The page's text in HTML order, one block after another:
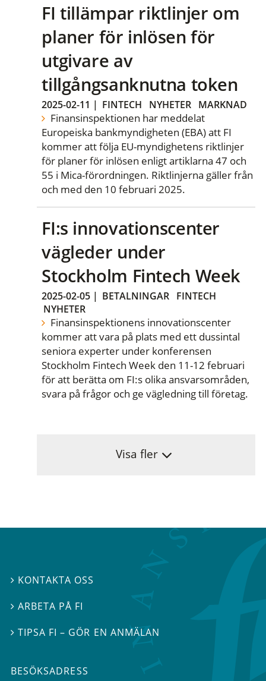
FI tillämpar riktlinjer om
planer för inlösen för
utgivare av
tillgångsanknutna token
2025-02-11 | FINTECH NYHETER MARKNAD
Finansinspektionen har meddelat
Europeiska bankmyndigheten (EBA) att FI
kommer att följa EU-myndighetens riktlinjer
för planer för inlösen enligt artiklarna 47 och
55 i Mica-förordningen. Riktlinjerna gäller från
och med den 10 februari 2025.
FI:s innovationscenter
vägleder under
Stockholm Fintech Week
2025-02-05 | BETALNINGAR FINTECH
NYHETER
Finansinspektionens innovationscenter
kommer att vara på plats med ett dussintal
seniora experter under konferensen
Stockholm Fintech Week den 11-12 februari
för att berätta om FI:s olika ansvarsområden,
svara på frågor och ge vägledning till företag.
Visa fler
 KONTAKTA OSS
 ARBETA PÅ FI
TIPSA FI – GÖR EN ANMÄLAN
BESÖKSADRESS